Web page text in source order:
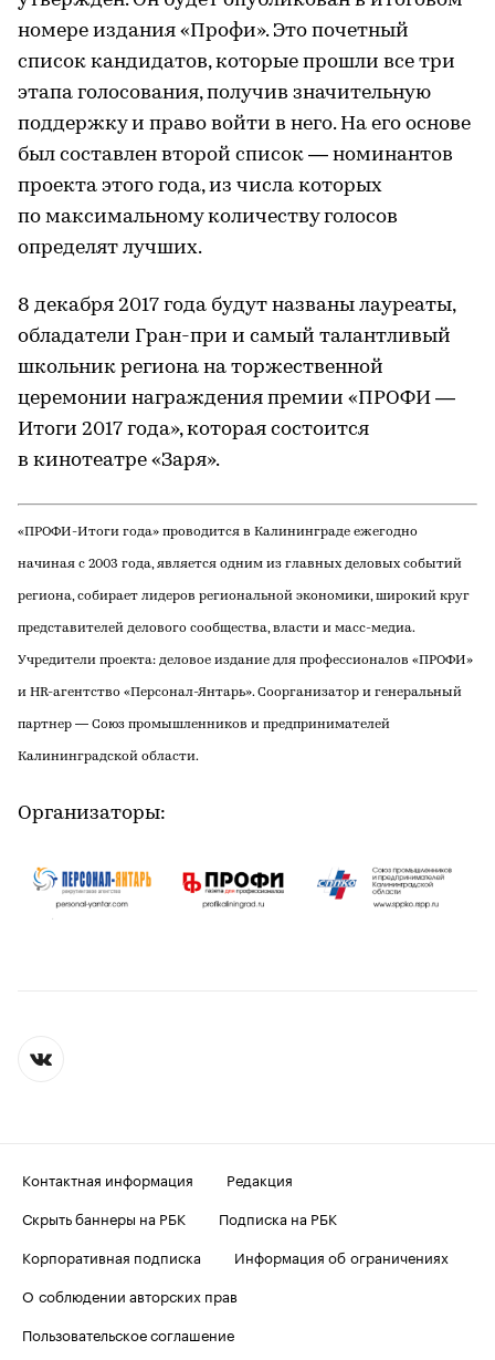
номере издания «Профи». Это почетный
список кандидатов, которые прошли все три
этапа голосования, получив значительную
поддержку и право войти в него. На его основе
был составлен второй список — номинантов
проекта этого года, из числа которых
по максимальному количеству голосов
определят лучших.
8 декабря 2017 года будут названы лауреаты,
обладатели Гран-при и самый талантливый
школьник региона на торжественной
церемонии награждения премии «ПРОФИ —
Итоги 2017 года», которая состоится
в кинотеатре «Заря».
«ПРОФИ-Итоги года» проводится в Калининграде ежегодно
начиная с 2003 года, является одним из главных деловых событий
региона, собирает лидеров региональной экономики, широкий круг
представителей делового сообщества, власти и масс-медиа.
Учредители проекта: деловое издание для профессионалов «ПРОФИ»
и HR-агентство «Персонал-Янтарь». Соорганизатор и генеральный
партнер — Союз промышленников и предпринимателей
Калининградской области.
Организаторы:
Контактная информация
Редакция
Скрыть баннеры на РБК
Подписка на РБК
Корпоративная подписка
Информация об ограничениях
О соблюдении авторских прав
Пользовательское соглашение